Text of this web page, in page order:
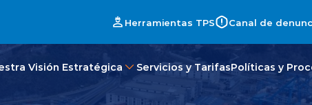
Herramientas TPS Canal de
Visión Estratégica Servicios y TarifasPolíticas y